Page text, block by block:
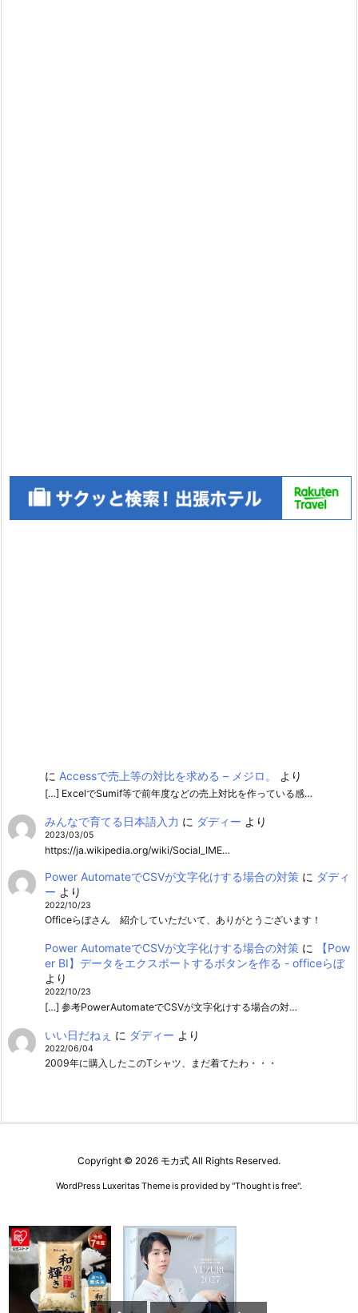
に Accessで売上等の対比を求める – メジロ。 より
[…] ExcelでSumif等で前年度などの売上対比を作っている感…
みんなで育てる日本語入力 に ダディー より
2023/03/05
https://ja.wikipedia.org/wiki/Social_IME…
Power AutomateでCSVが文字化けする場合の対策に ダディ
ー より
2022/10/23
Officeらぼさん 紹介していただいて、ありがとうございます！
Power AutomateでCSVが文字化けする場合の対策に
【Pow
er BI】データをエクスポートするボタンを作る - officeらぼ
より
2022/10/23
[…] 参考PowerAutomateでCSVが文字化けする場合の対…
いい日だねぇ に ダディー より
2022/06/04
2009年に購入したこのTシャツ、まだ着てたわ・・・
Copyright © 2026 モカ式 All Rights Reserved.
WordPress Luxeritas Theme is provided by "Thought is free".